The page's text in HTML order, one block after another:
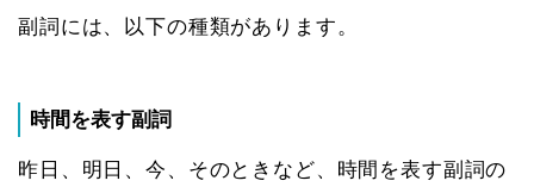
副詞には、以下の種類があります。
時間を表す副詞
昨日、明日、今、そのときなど、時間を表す副詞の